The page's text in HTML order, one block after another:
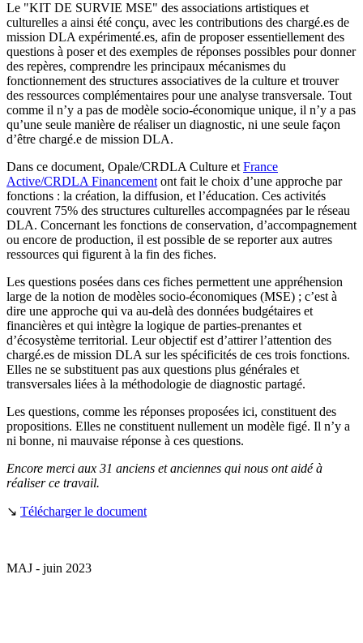
Le "KIT DE SURVIE MSE" des associations artistiques et
culturelles a ainsi été conçu, avec les contributions des chargé.es de
mission DLA expérimenté.es, afin de proposer essentiellement des
questions à poser et des exemples de réponses possibles pour donner
des repères, comprendre les principaux mécanismes du
fonctionnement des structures associatives de la culture et trouver
des ressources complémentaires pour une analyse transversale. Tout
comme il n’y a pas de modèle socio-économique unique, il n’y a pas
qu’une seule manière de réaliser un diagnostic, ni une seule façon
d’être chargé.e de mission DLA.
Dans ce document, Opale/CRDLA Culture et France
Active/CRDLA Financement ont fait le choix d’une approche par
fonctions : la création, la diffusion, et l’éducation. Ces activités
couvrent 75% des structures culturelles accompagnées par le réseau
DLA. Concernant les fonctions de conservation, d’accompagnement
ou encore de production, il est possible de se reporter aux autres
ressources qui figurent à la fin des fiches.
Les questions posées dans ces fiches permettent une appréhension
large de la notion de modèles socio-économiques (MSE) ; c’est à
dire une approche qui va au-delà des données budgétaires et
financières et qui intègre la logique de parties-prenantes et
d’écosystème territorial. Leur objectif est d’attirer l’attention des
chargé.es de mission DLA sur les spécificités de ces trois fonctions.
Elles ne se substituent pas aux questions plus générales et
transversales liées à la méthodologie de diagnostic partagé.
Les questions, comme les réponses proposées ici, constituent des
propositions. Elles ne constituent nullement un modèle figé. Il n’y a
ni bonne, ni mauvaise réponse à ces questions.
Encore merci aux 31 anciens et anciennes qui nous ont aidé à
réaliser ce travail.
↘ Télécharger le document
MAJ - juin 2023